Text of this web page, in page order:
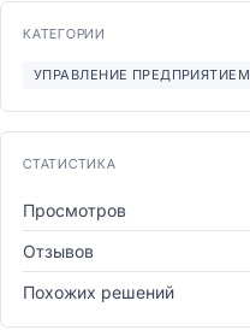
КАТЕГОРИИ
УПРАВЛЕНИЕ ПРЕДПРИЯТИЕМ
СТАТИСТИКА
Просмотров
Отзывов
Похожих решений